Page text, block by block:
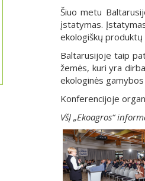
Šiuo metu
įstatymas.
ekologiškų
Baltarusijoje taip
žemės, kuri yra
ekologinės
Konferencijoje
VšĮ „Ekoagros“